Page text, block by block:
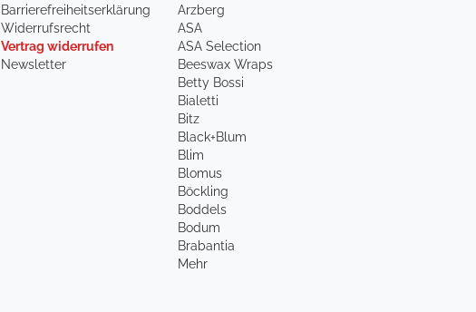
Barrierefreiheitserklärung
Widerrufsrecht
Vertrag widerrufen
Newsletter
Arzberg
ASA
ASA Selection
Beeswax Wraps
Betty Bossi
Bialetti
Bitz
Black+Blum
Blim
Blomus
Böckling
Boddels
Bodum
Brabantia
Mehr